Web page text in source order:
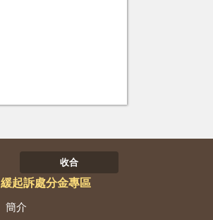
收合
緩起訴處分金專區
簡介